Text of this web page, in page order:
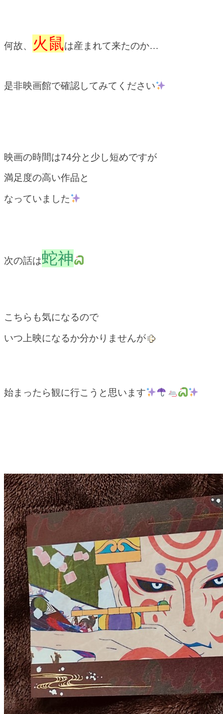
何故、 火鼠は産まれて来たのか…
是非映画館で確認してみてください
映画の時間は74分と少し短めですが
満足度の高い作品と
なっていました
次の話は蛇神
こちらも気になるので
いつ上映になるか分かりませんが
始まったら観に行こうと思います